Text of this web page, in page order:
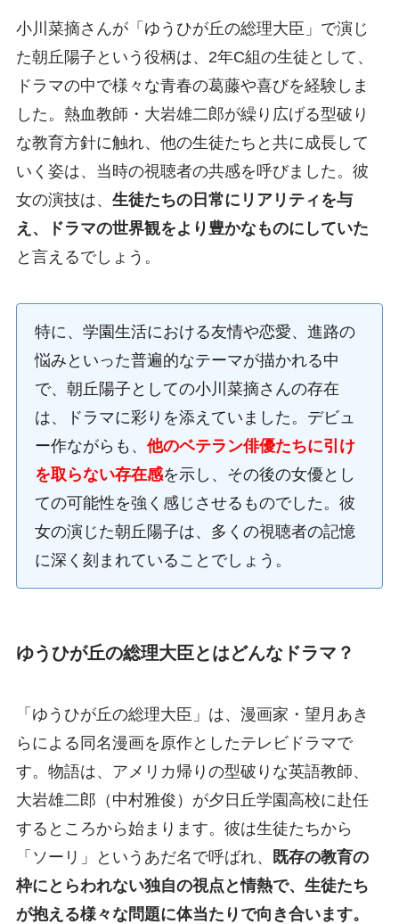
小川菜摘さんが「ゆうひが丘の総理大臣」で演じ
た朝丘陽子という役柄は、2年C組の生徒として、
ドラマの中で様々な青春の葛藤や喜びを経験しま
した。熱血教師・大岩雄二郎が繰り広げる型破り
な教育方針に触れ、他の生徒たちと共に成長して
いく姿は、当時の視聴者の共感を呼びました。彼
女の演技は、 生徒たちの日常にリアリティを与
え、ドラマの世界観をより豊かなものにしていた
と言えるでしょう。
特に、学園生活における友情や恋愛、進路の
悩みといった普遍的なテーマが描かれる中
で、朝丘陽子としての小川菜摘さんの存在
は、ドラマに彩りを添えていました。デビュ
ー作ながらも、 他のベテラン俳優たちに引け
を取らない存在感を示し、その後の女優とし
ての可能性を強く感じさせるものでした。彼
女の演じた朝丘陽子は、多くの視聴者の記憶
に深く刻まれていることでしょう。
ゆうひが丘の総理大臣とはどんなドラマ？
「ゆうひが丘の総理大臣」は、漫画家・望月あき
らによる同名漫画を原作としたテレビドラマで
す。物語は、アメリカ帰りの型破りな英語教師、
大岩雄二郎（中村雅俊）が夕日丘学園高校に赴任
するところから始まります。彼は生徒たちから
「ソーリ」というあだ名で呼ばれ、
既存の教育の
枠にとらわれない独自の視点と情熱で、生徒たち
が抱える様々な問題に体当たりで向き合います。